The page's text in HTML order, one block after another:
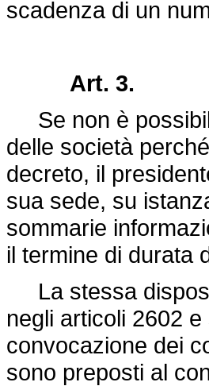
scadenza di un
Art. 3.
Se non è
delle società
decreto, il
sua sede, su
sommarie
il termine di durata
La stessa
negli articoli 2602
convocazione dei
sono preposti al